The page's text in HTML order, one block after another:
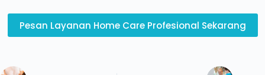
Pesan Layanan Home Care Profesional Sekarang